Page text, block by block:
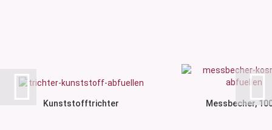
Kunststofftrichter Messbecher,